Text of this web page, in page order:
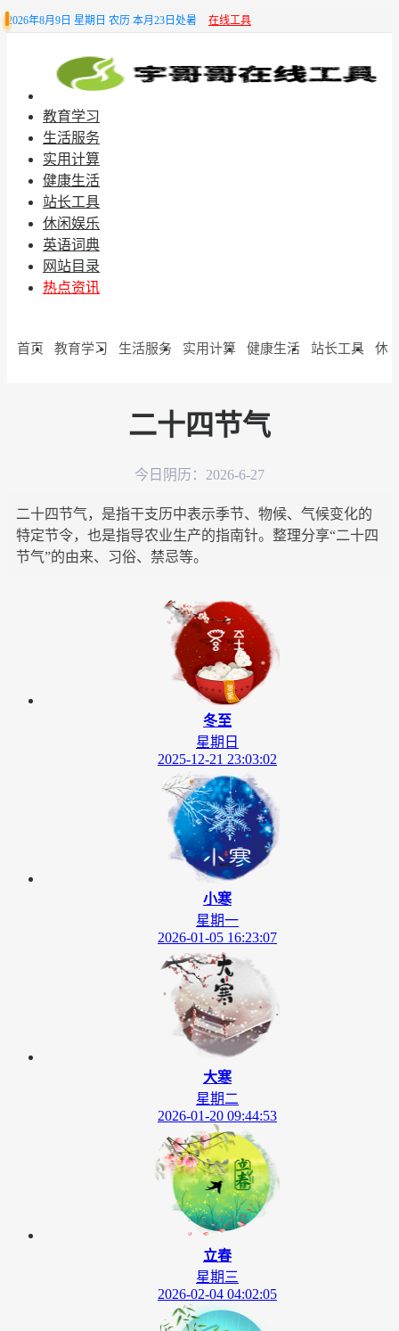
2026年8月9日 星期日 农历 本月23日处暑 在线工具
教育学习
生活服务
实用计算
健康生活
站长工具
休闲娱乐
英语词典
网站目录
热点资讯
首页 教育学习 生活服务 实用计算 健康生活 站长工具 休
二十四节气
今日阴历：2026-6-27
二十四节气，是指干支历中表示季节、物候、气候变化的
特定节令，也是指导农业生产的指南针。整理分享“二十四
节气”的由来、习俗、禁忌等。
冬至
星期日
2025-12-21 23:03:02
小寒
星期一
2026-01-05 16:23:07
大寒
星期二
2026-01-20 09:44:53
立春
星期三
2026-02-04 04:02:05